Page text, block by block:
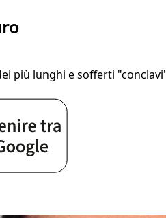
più lunghi e sofferti